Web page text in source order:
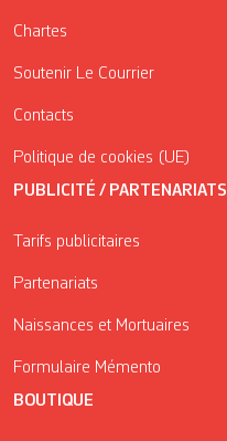
Chartes
Soutenir Le Courrier
Contacts
Politique de cookies (UE)
PUBLICITÉ / PARTENARIATS
Tarifs publicitaires
Partenariats
Naissances et Mortuaires
Formulaire Mémento
BOUTIQUE